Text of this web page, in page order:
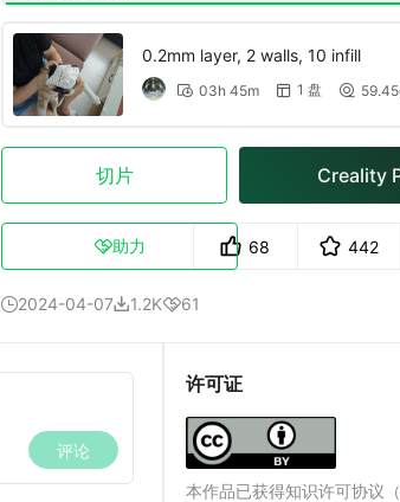
0.2mm layer, 2 walls, 10 infill
 03h 45m  1 盘 
切片 Creality
助力 68 442
2024-04-071.2K61
许可证
本作品已获得知识许可协议